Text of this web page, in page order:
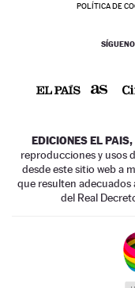
POLÍTICA DE
EDICIONES EL
reproducciones y usos
desde este sitio web a
que resulten
del Real